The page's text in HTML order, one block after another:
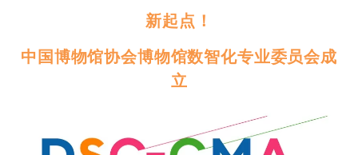
新起点！
中国博物馆协会博物馆数智化专业委员会成
立